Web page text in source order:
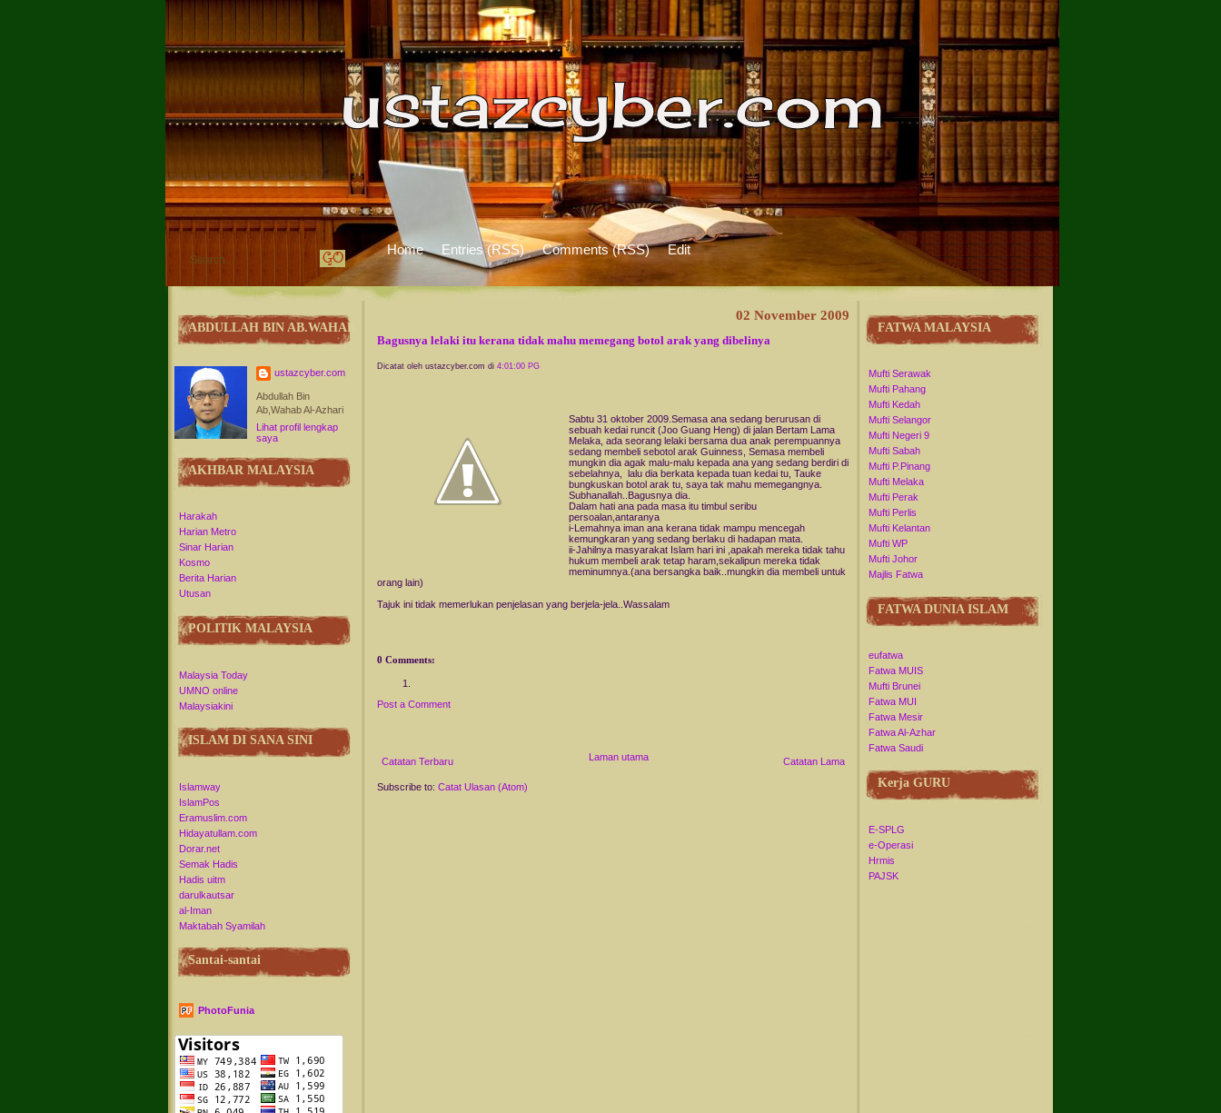
Home Entries (RSS) Comments (RSS) Edit
ABDULLAH BIN AB.WAHAB
ustazcyber.com
Abdullah Bin
Ab,Wahab Al-Azhari
Lihat profil lengkap
saya
AKHBAR MALAYSIA
Harakah
Harian Metro
Sinar Harian
Kosmo
Berita Harian
Utusan
POLITIK MALAYSIA
Malaysia Today
UMNO online
Malaysiakini
ISLAM DI SANA SINI
Islamway
IslamPos
Eramuslim.com
Hidayatullam.com
Dorar.net
Semak Hadis
Hadis uitm
darulkautsar
al-Iman
Maktabah Syamilah
Santai-santai
PhotoFunia
02 November 2009
Bagusnya lelaki itu kerana tidak mahu memegang botol arak yang dibelinya
Dicatat oleh ustazcyber.com di 4:01:00 PG
Sabtu 31 oktober 2009.Semasa ana sedang berurusan di
sebuah kedai runcit (Joo Guang Heng) di jalan Bertam Lama
Melaka, ada seorang lelaki bersama dua anak perempuannya
sedang membeli sebotol arak Guinness, Semasa membeli
mungkin dia agak malu-malu kepada ana yang sedang berdiri di
sebelahnya, lalu dia berkata kepada tuan kedai tu, Tauke
bungkuskan botol arak tu, saya tak mahu memegangnya.
Subhanallah..Bagusnya dia.
Dalam hati ana pada masa itu timbul seribu
persoalan,antaranya
i-Lemahnya iman ana kerana tidak mampu mencegah
kemungkaran yang sedang berlaku di hadapan mata.
ii-Jahilnya masyarakat Islam hari ini ,apakah mereka tidak tahu
hukum membeli arak tetap haram,sekalipun mereka tidak
meminumnya.(ana bersangka baik..mungkin dia membeli untuk
orang lain)
Tajuk ini tidak memerlukan penjelasan yang berjela-jela..Wassalam
0 Comments:
Post a Comment
Catatan Terbaru Catatan Lama
Laman utama
Subscribe to: Catat Ulasan (Atom)
FATWA MALAYSIA
Mufti Serawak
Mufti Pahang
Mufti Kedah
Mufti Selangor
Mufti Negeri 9
Mufti Sabah
Mufti P.Pinang
Mufti Melaka
Mufti Perak
Mufti Perlis
Mufti Kelantan
Mufti WP
Mufti Johor
Majlis Fatwa
FATWA DUNIA ISLAM
eufatwa
Fatwa MUIS
Mufti Brunei
Fatwa MUI
Fatwa Mesir
Fatwa Al-Azhar
Fatwa Saudi
Kerja GURU
E-SPLG
e-Operasi
Hrmis
PAJSK